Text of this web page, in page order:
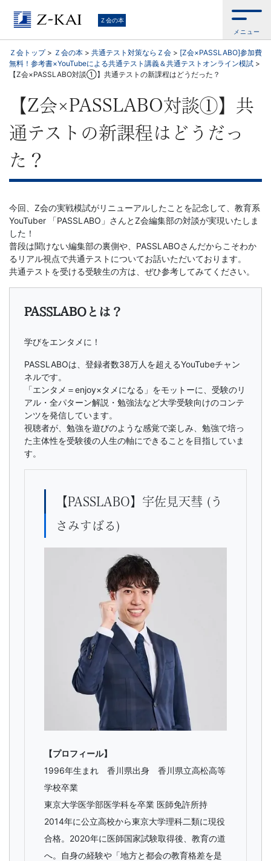
学
習
参
書
か
ら、
語
学
書、
児・
Ｚ会の本
メニュー
Ｚ会トップ> Ｚ会の本 > 共通テスト対策ならＺ会 > [Z会×PASSLABO]参加費
無料！参考書×YouTubeによる共通テスト講義＆共通テストオンライン模試 >
【Z会×PASSLABO対談①】共通テストの新課程はどうだった？
【Z会×PASSLABO対談①】共
通テストの新課程はどうだっ
た？
今回、Z会の実戦模試がリニューアルしたことを記念して、教育系
YouTuber 「PASSLABO」さんとZ会編集部の対談が実現いたしま
した！
普段は聞けない編集部の裏側や、 PASSLABOさんだからこそわか
るリアル視点で共通テストについてお話いただいております。
共通テストを受ける受験生の方は、ぜひ参考してみてください。
PASSLABOとは？
学びをエンタメに！
PASSLABOは、登録者数38万人を超えるYouTubeチャン
ネルです。
「エンタメ＝enjoy×タメになる」をモットーに、受験のリ
アル・全パターン解説・勉強法など大学受験向けのコンテ
ンツを発信しています。
視聴者が、勉強を遊びのような感覚で楽しみ、勉強で培っ
た主体性を受験後の人生の軸にできることを目指していま
す。
【PASSLABO】宇佐見天彗 (う
さみすばる)
【プロフィール】
1996年生まれ 香川県出身 香川県立高松高等
学校卒業
東京大学医学部医学科を卒業 医師免許所持
2014年に公立高校から東京大学理科二類に現役
合格。2020年に医師国家試験取得後、教育の道
へ。自身の経験や「地方と都会の教育格差を是